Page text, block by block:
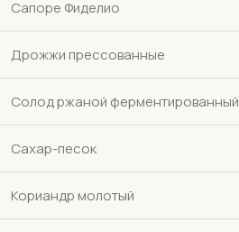
Сапоре Фиделио
Дрожжи прессованные
Солод ржаной ферментированный
Сахар-песок
Кориандр молотый